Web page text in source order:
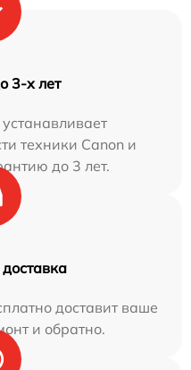
3-х лет
техники Canon и
до 3 лет.
доставит ваше
и обратно.